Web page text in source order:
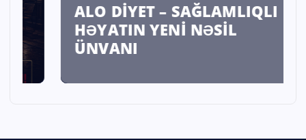
ALO DİYET – SAĞLAMLIQLI
HƏYATIN YENİ NƏSİL
ÜNVANI